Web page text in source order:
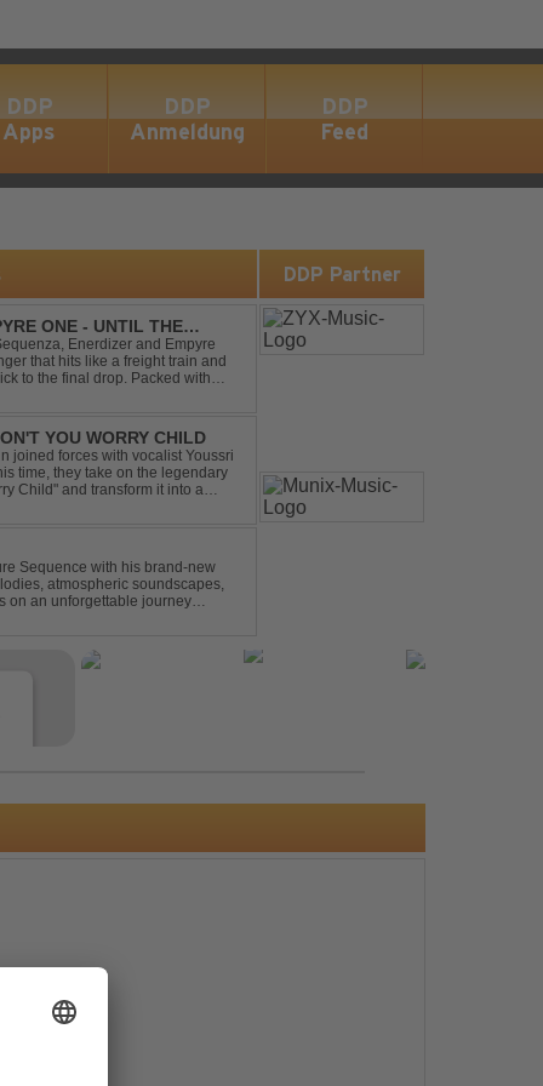
DDP
Apps
DDP
Anmeldung
DDP
Feed
ONE - UNTIL THE
Enerdizer and Empyre
that hits like a freight train and
to the final drop. Packed with
YOU WORRY CHILD
joined forces with vocalist Youssri
time, they take on the legendary
Child" and transform it into a
Sequence with his brand-new
atmospheric soundscapes,
on an unforgettable journey
DDP Partner